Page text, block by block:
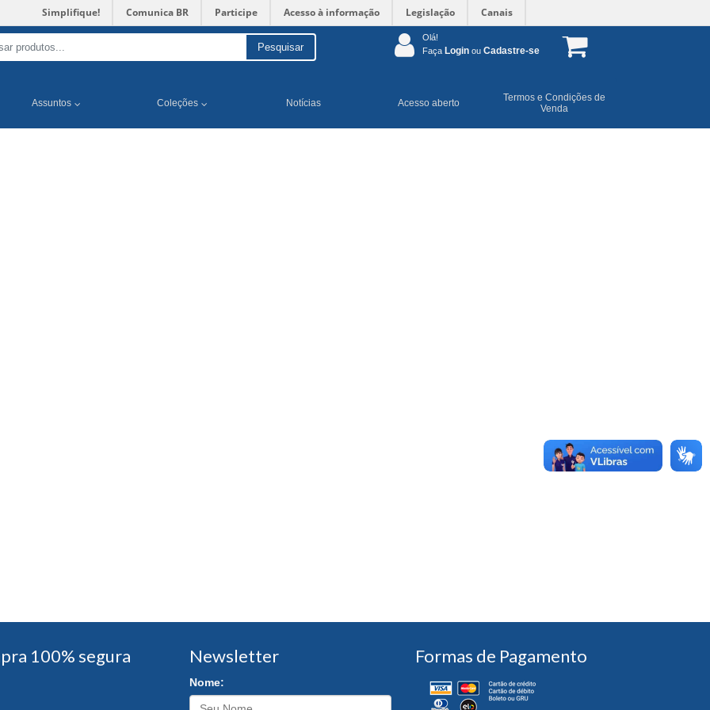
Simplifique! Comunica BR Participe Acesso à informação Legislação Canais
Pesquisar
Olá!
Faça Login ou Cadastre-se
Assuntos Coleções Notícias Acesso aberto
Termos e Condições de
Venda
100% segura Newsletter
Nome:
Formas de Pagamento